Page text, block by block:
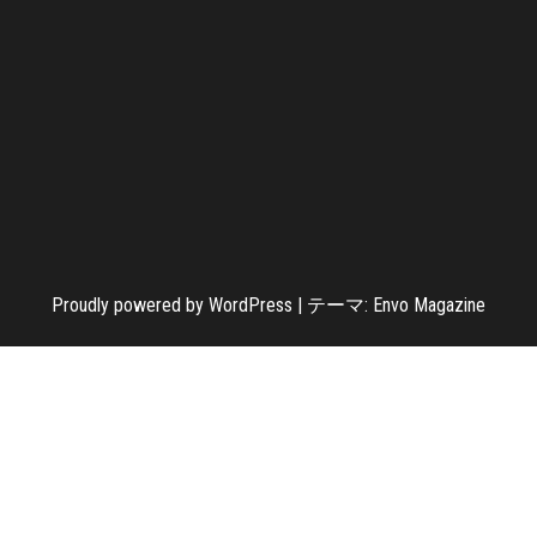
Proudly powered by WordPress | テーマ: Envo Magazine